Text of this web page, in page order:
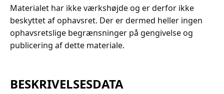
Materialet har ikke værkshøjde og er derfor ikke
beskyttet af ophavsret. Der er dermed heller ingen
ophavsretslige begrænsninger på gengivelse og
publicering af dette materiale.
BESKRIVELSESDATA